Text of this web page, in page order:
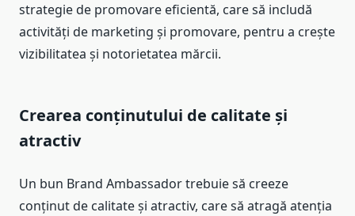
strategie de promovare eficientă, care să includă
activități de marketing și promovare, pentru a crește
vizibilitatea și notorietatea mărcii.
Crearea conținutului de calitate și
atractiv
Un bun Brand Ambassador trebuie să creeze
conținut de calitate și atractiv, care să atragă atenția